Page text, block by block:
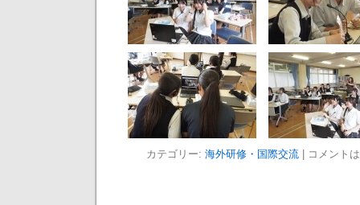
カテゴリー: 海外研修・国際交流 コメント